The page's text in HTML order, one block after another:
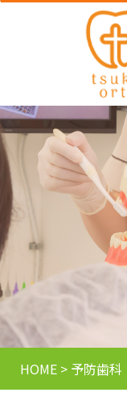
Skip
HOME > 予防歯科